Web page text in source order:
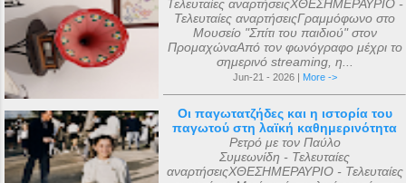
Τελευταίες αναρτήσειςΧΘΕΣΗΜΕΡΑΥΡΙΟ -
Τελευταίες αναρτήσειςΓραμμόφωνο στο
Μουσείο "Σπίτι του παιδιού" στον
ΠρομαχώναΑπό τον φωνόγραφο μέχρι το
σημερινό streaming, η...
Jun-21 - 2026 | More ->
Οι παγωτατζήδες και η ιστορία του
παγωτού στη λαϊκή καθημερινότητα
Ρετρό με τον Παύλο
Συμεωνίδη - Τελευταίες
αναρτήσειςΧΘΕΣΗΜΕΡΑΥΡΙΟ - Τελευταίες